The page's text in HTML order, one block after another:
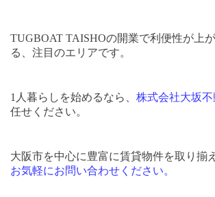
TUGBOAT TAISHOの開業で利便性が上
る、注目のエリアです。
1 人暮らしを始めるなら、 株式会社大坂
任せください。
大阪市を中心に豊富に賃貸物件を取り揃
お気軽にお問い合わせください。